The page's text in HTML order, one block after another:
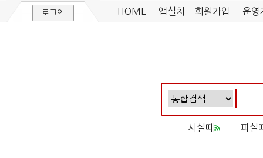
로그인 HOME 앱설치 회원가입 운영
사실때 파실